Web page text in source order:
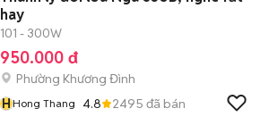
hay
101 - 300W
950.000 đ
Phường Khương Đình
HHong Thang 4.8 2495 đã bán